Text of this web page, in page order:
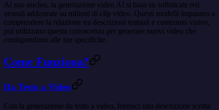
Al suo nucleo, la generazione video AI si basa su sofisticate reti
neurali addestrate su milioni di clip video. Questi modelli imparano a
comprendere la relazione tra descrizioni testuali e contenuto visivo,
poi utilizzano questa conoscenza per generare nuovi video che
corrispondono alle tue specifiche.
Come Funziona?
Da Testo a Video
Con la generazione da testo a video, fornisci una descrizione scritta